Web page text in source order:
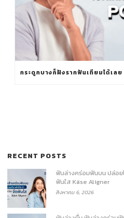
RECENT POSTS
ฟันล่างคร่อมฟันบน ปล่อย
ฟันใส Käse Aligner
สิงหาคม 6, 2026